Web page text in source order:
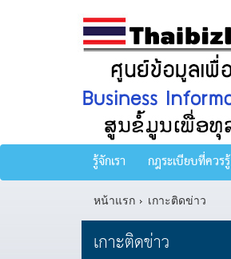
รู้จักเรา กฎระเบียบที่ควรรู้
หน้าแรก เกาะติดข่าว
เกาะติดข่าว